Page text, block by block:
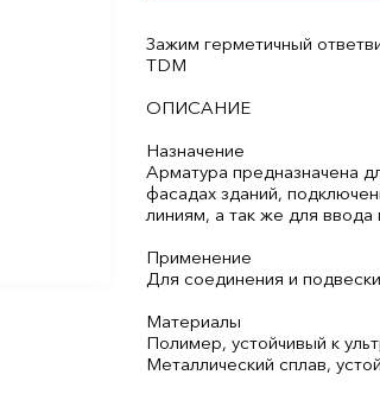
Зажим герметичный
TDM
ОПИСАНИЕ
Назначение
Арматура предназначена
фасадах зданий,
линиям, а так же для
Применение
Для соединения и
Материалы
Полимер, устойчивый к
Металлический сплав,